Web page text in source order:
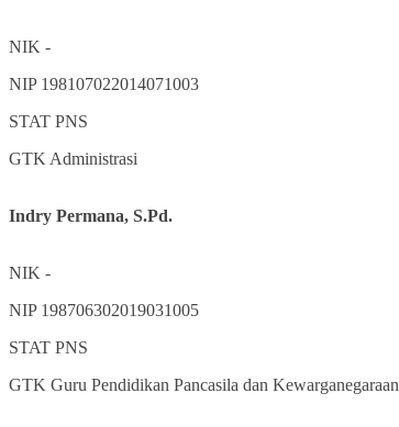
NIK -
NIP 198107022014071003
STAT PNS
GTK Administrasi
Indry Permana, S.Pd.
NIK -
NIP 198706302019031005
STAT PNS
GTK Guru Pendidikan Pancasila dan Kewarganegaraan